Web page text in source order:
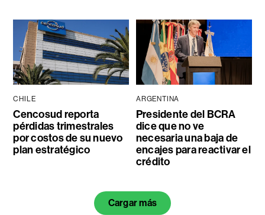
CHILE
Cencosud reporta
pérdidas trimestrales
por costos de su nuevo
plan estratégico
ARGENTINA
Presidente del BCRA
dice que no ve
necesaria una baja de
encajes para reactivar el
crédito
Cargar más